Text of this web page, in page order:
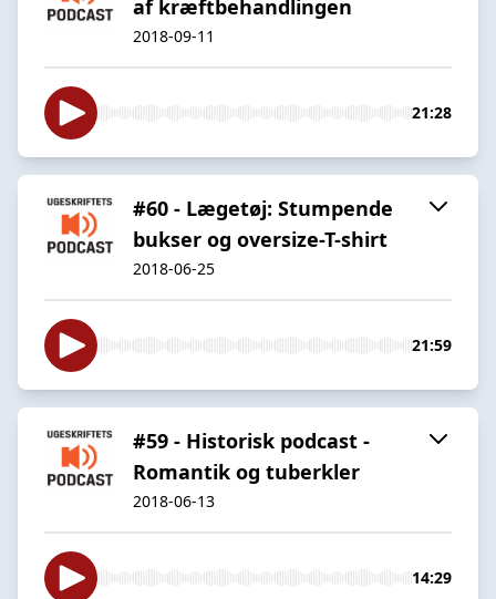
af kræftbehandlingen
2018-09-11
21:28
#60 - Lægetøj: Stumpende
bukser og oversize-T-shirt
2018-06-25
21:59
#59 - Historisk podcast -
Romantik og tuberkler
2018-06-13
14:29